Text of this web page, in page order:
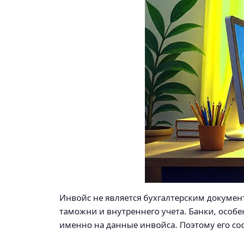
Инвойс не является бухгалтерским
таможни и внутреннего учета. Банки,
именно на данные инвойса. Поэтому его